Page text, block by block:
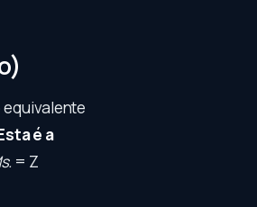
é a
= Z